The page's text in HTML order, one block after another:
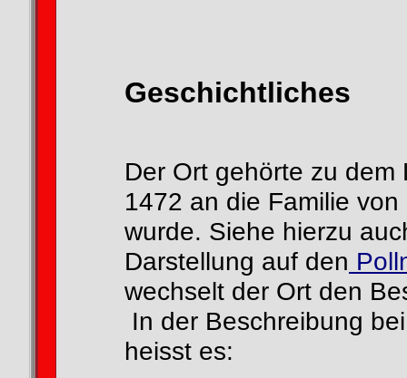
Geschichtliches
Der Ort gehörte zu
1472 an die Familie
wurde. Siehe hierzu
Darstellung auf den
wechselt der Ort den
In der Beschreibung
heisst es: